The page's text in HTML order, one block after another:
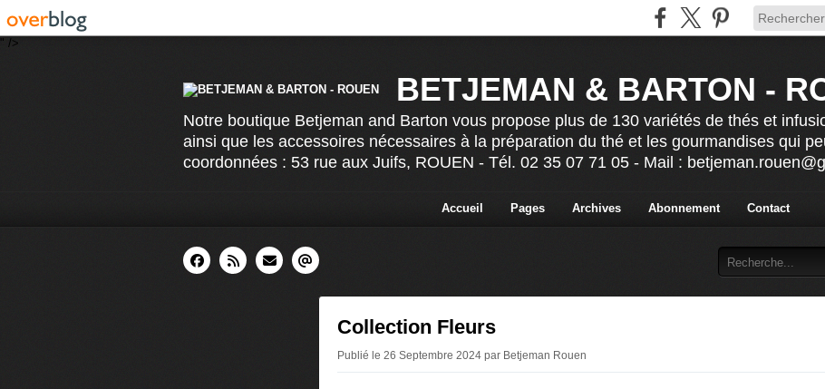
" />
BETJEMAN & BARTON -
Notre boutique Betjeman and Barton vous propose plus de 130 variétés de thés et
ainsi que les accessoires nécessaires à la préparation du thé et les gourmandises qui
coordonnées : 53 rue aux Juifs, ROUEN - Tél. 02 35 07 71 05 - Mail :
Accueil Pages Archives Abonnement Contact
Collection Fleurs
Publié le 26 Septembre 2024 par Betjeman Rouen